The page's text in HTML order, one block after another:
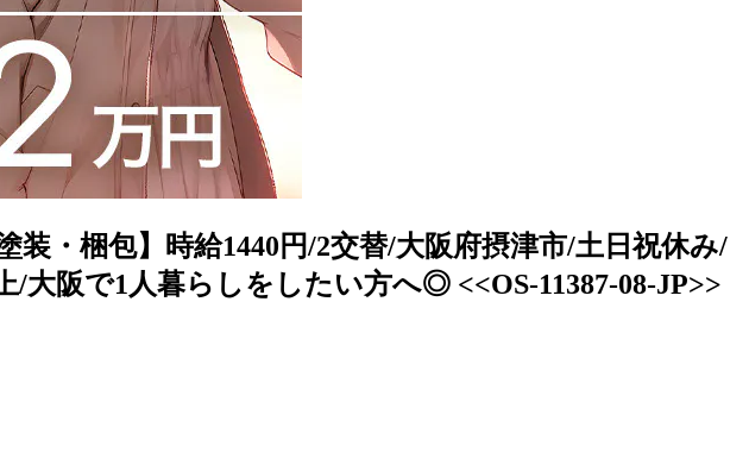
装・梱包】時給1440円/2交替/大阪府摂津市/土日祝休み/
大阪で1人暮らしをしたい方へ◎ <<OS-11387-08-JP>>